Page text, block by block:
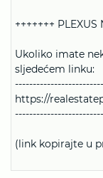
+++++++ PLEXUS
Ukoliko imate
sljedećem linku:
https://
(link kopirajte u